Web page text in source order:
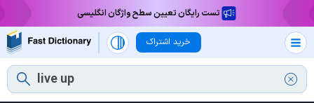
تست رایگان تعیین سطح واژگان انگلیسی
خرید اشتراک